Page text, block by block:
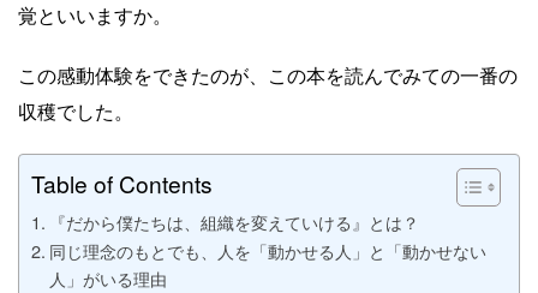
覚といいますか。
この感動体験をできたのが、この本を読んでみての一番の
収穫でした。
Table of Contents
『だから僕たちは、組織を変えていける』とは？
同じ理念のもとでも、人を「動かせる人」と「動かせない
人」がいる理由